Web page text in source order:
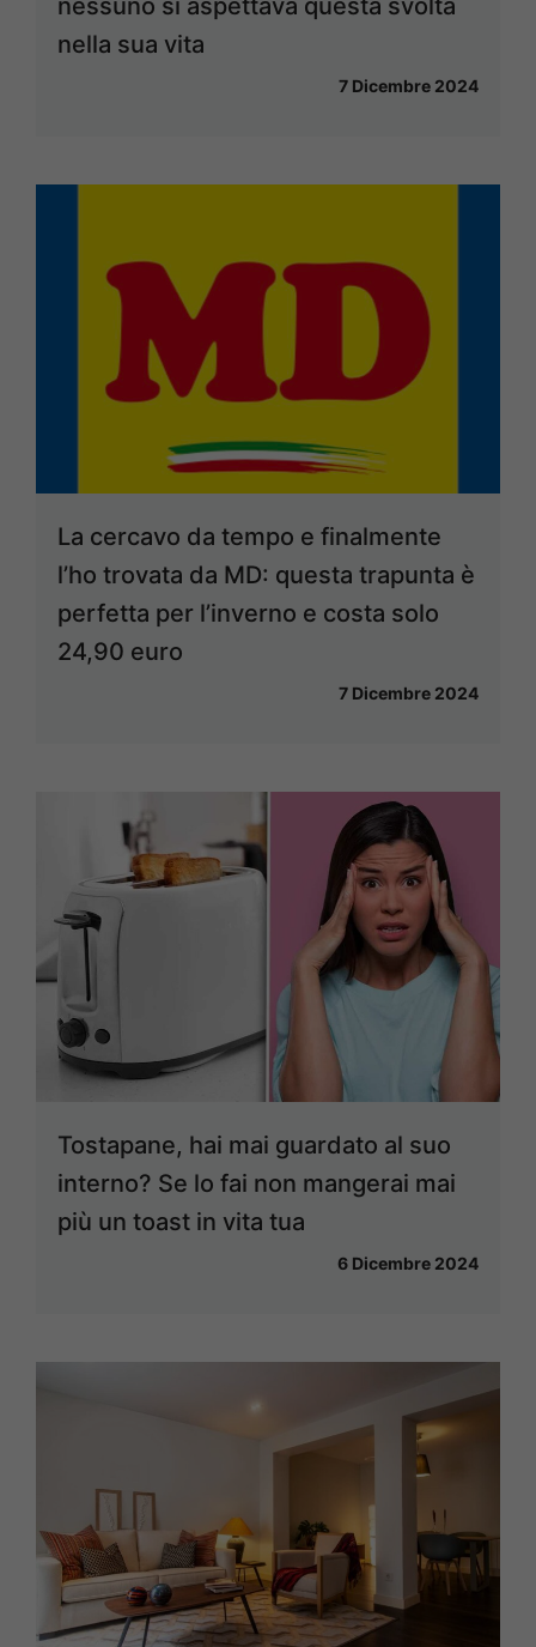
nella sua vita
7 Dicembre 2024
La cercavo da tempo e finalmente
l’ho trovata da MD: questa trapunta è
perfetta per l’inverno e costa solo
24,90 euro
7 Dicembre 2024
Tostapane, hai mai guardato al suo
interno? Se lo fai non mangerai mai
più un toast in vita tua
6 Dicembre 2024